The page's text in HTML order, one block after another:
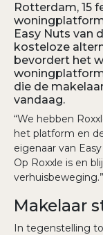
Rotterdam, 15
Easy Nuts van
kosteloze
bevordert het
die de
vandaag.
“We hebben
het platform en
eigenaar van
Op Roxxle is en
verhuisbeweging.”
Makelaar
In tegenstelling